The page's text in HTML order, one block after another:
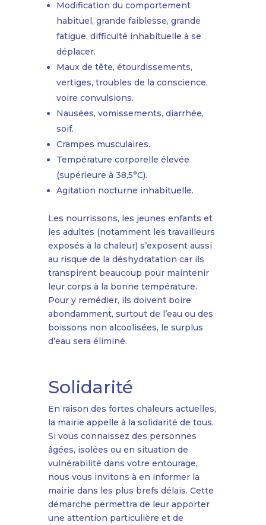
Modification du comportement
habituel, grande faiblesse, grande
fatigue, difficulté inhabituelle à se
déplacer.
Maux de tête, étourdissements,
vertiges, troubles de la conscience,
voire convulsions.
Nausées, vomissements, diarrhée,
soif.
Crampes musculaires.
Température corporelle élevée
(supérieure à 38,5°C).
Agitation nocturne inhabituelle.
Les nourrissons, les jeunes enfants et
les adultes (notamment les travailleurs
exposés à la chaleur) s’exposent aussi
au risque de la déshydratation car ils
transpirent beaucoup pour maintenir
leur corps à la bonne température.
Pour y remédier, ils doivent boire
abondamment, surtout de l’eau ou des
boissons non alcoolisées, le surplus
d’eau sera éliminé.
Solidarité
En raison des fortes chaleurs actuelles,
la mairie appelle à la solidarité de tous.
Si vous connaissez des personnes
âgées, isolées ou en situation de
vulnérabilité dans votre entourage,
nous vous invitons à en informer la
mairie dans les plus brefs délais. Cette
démarche permettra de leur apporter
une attention particulière et de